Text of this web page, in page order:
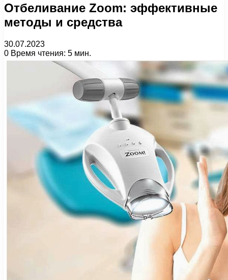
Отбеливание Zoom: эффективные
методы и средства
30.07.2023
0 Время чтения: 5 мин.